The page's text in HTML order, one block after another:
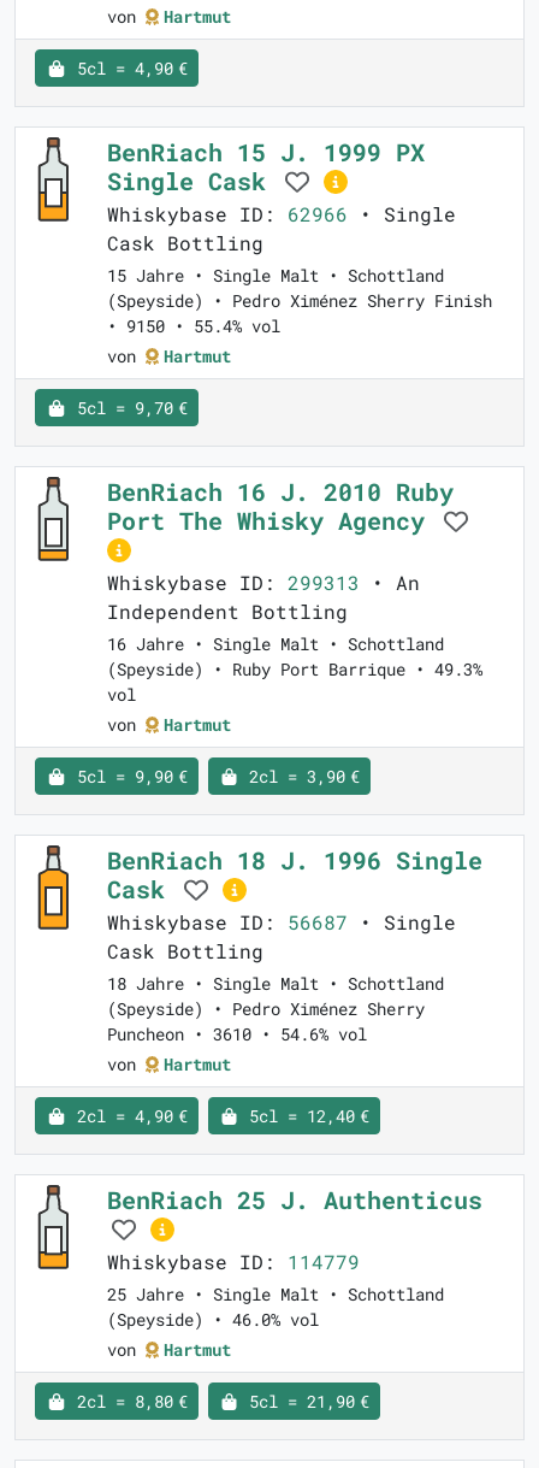
von
Hartmut
5cl = 4,90 €
BenRiach 15 J. 1999 PX
Single Cask
Whiskybase ID: 62966 • Single
Cask Bottling
15 Jahre • Single Malt • Schottland
(Speyside) • Pedro Ximénez Sherry Finish
• 9150 • 55.4% vol
von
Hartmut
5cl = 9,70 €
BenRiach 16 J. 2010 Ruby
Port The Whisky Agency
Whiskybase ID: 299313 • An
Independent Bottling
16 Jahre • Single Malt • Schottland
(Speyside) • Ruby Port Barrique • 49.3%
vol
von
Hartmut
5cl = 9,90 € 2cl = 3,90 €
BenRiach 18 J. 1996 Single
Cask
Whiskybase ID: 56687 • Single
Cask Bottling
18 Jahre • Single Malt • Schottland
(Speyside) • Pedro Ximénez Sherry
Puncheon • 3610 • 54.6% vol
von
Hartmut
2cl = 4,90 € 5cl = 12,40 €
BenRiach 25 J. Authenticus
Whiskybase ID: 114779
25 Jahre • Single Malt • Schottland
(Speyside) • 46.0% vol
von
Hartmut
2cl = 8,80 € 5cl = 21,90 €